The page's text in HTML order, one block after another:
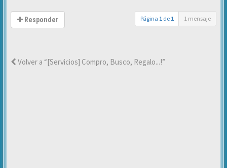
Responder Página 1 de 1 1 mensaje
Volver a “[Servicios] Compro, Busco, Regalo...!”